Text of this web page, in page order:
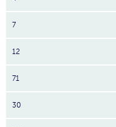
7
12
71
30